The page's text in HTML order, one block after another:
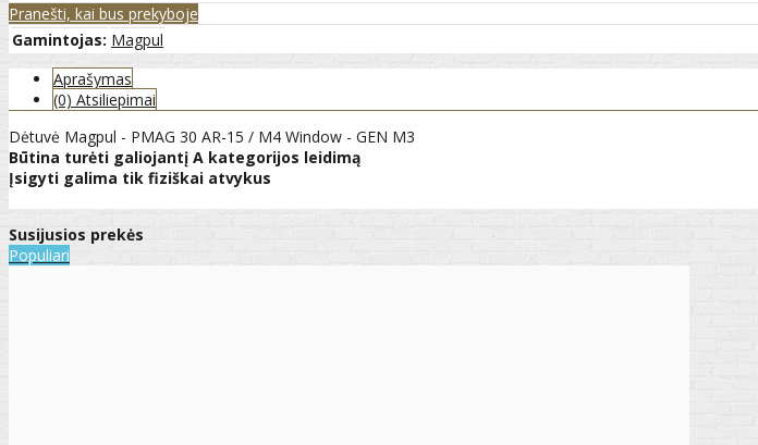
Pranešti, kai bus prekyboje
Gamintojas: Magpul
Aprašymas
(0) Atsiliepimai
Dėtuvė Magpul - PMAG 30 AR-15 / M4 Window - GEN M3
Būtina turėti galiojantį A kategorijos leidimą
Įsigyti galima tik fiziškai atvykus
Susijusios prekės
Populiari